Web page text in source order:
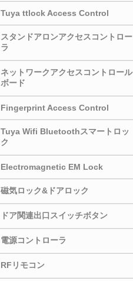
Tuya ttlock Access Control
スタンドアロンアクセスコントロー
ラ
ネットワークアクセスコントロール
ボード
Fingerprint Access Control
Tuya Wifi Bluetoothスマートロッ
ク
Electromagnetic EM Lock
磁気ロック&ドアロック
ドア関連出口スイッチボタン
電源コントローラ
RFリモコン